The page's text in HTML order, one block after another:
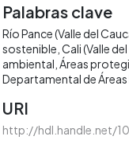
Palabras clave
Río Pance (Valle del
sostenible Cali (Valle
ambiental Áreas
Departamental de Áreas
URI
http://hdl.handle.net/